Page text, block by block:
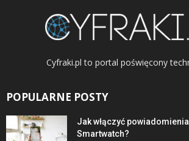
Cyfraki.pl to portal poświęcony
POPULARNE POSTY
Jak włączyć
Smartwatch?